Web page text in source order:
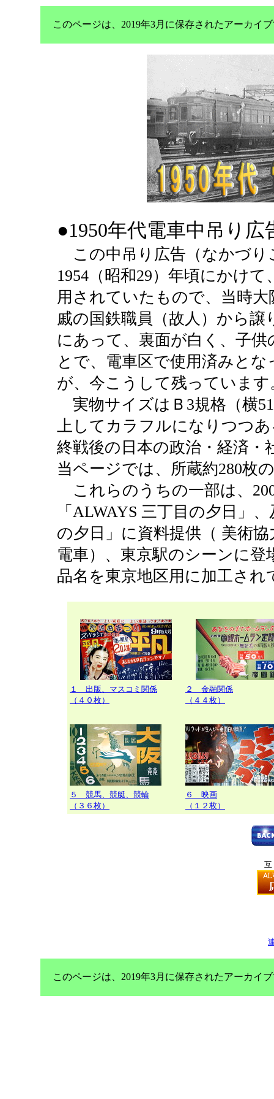
このページは、2019年3月に保存されたアーカイ
●1950年代電車中吊り広
この中吊り広告（なかづり
1954（昭和29）年頃にかけ
用されていたもので、当時
戚の国鉄職員（故人）から
にあって、裏面が白く、子
とで、電車区で使用済みと
が、今こうして残っています
実物サイズはＢ3規格（横
上してカラフルになりつつ
終戦後の日本の政治・経済
当ページでは、所蔵約280枚
これらのうちの一部は、
「ALWAYS 三丁目の夕日」
の夕日」に資料提供（ 美術協
電車）、東京駅のシーンに
品名を東京地区用に加工され
１ 出版、マスコミ関係
（４０枚）
２ 金融関係
（４４枚）
５ 競馬、競艇、競輪
（３６枚）
６ 映画
（１２枚）
互
このページは、2019年3月に保存されたアーカイ